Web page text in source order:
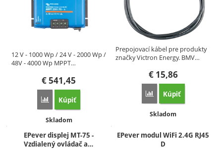
12 V - 1000 Wp / 24 V - 2000 Wp /
48V - 4000 Wp MPPT…
€541,45
Porovnať
Kúpiť
Dostupnosť:
Skladom
Prepojovací kábel pre produkty
značky Victron Energy. BMV…
€15,86
Porovnať
Kúpiť
Dostupnosť:
Skladom
EPever displej MT-75 -
Vzdialený ovládač a…
EPever modul WiFi 2.4G RJ45
D